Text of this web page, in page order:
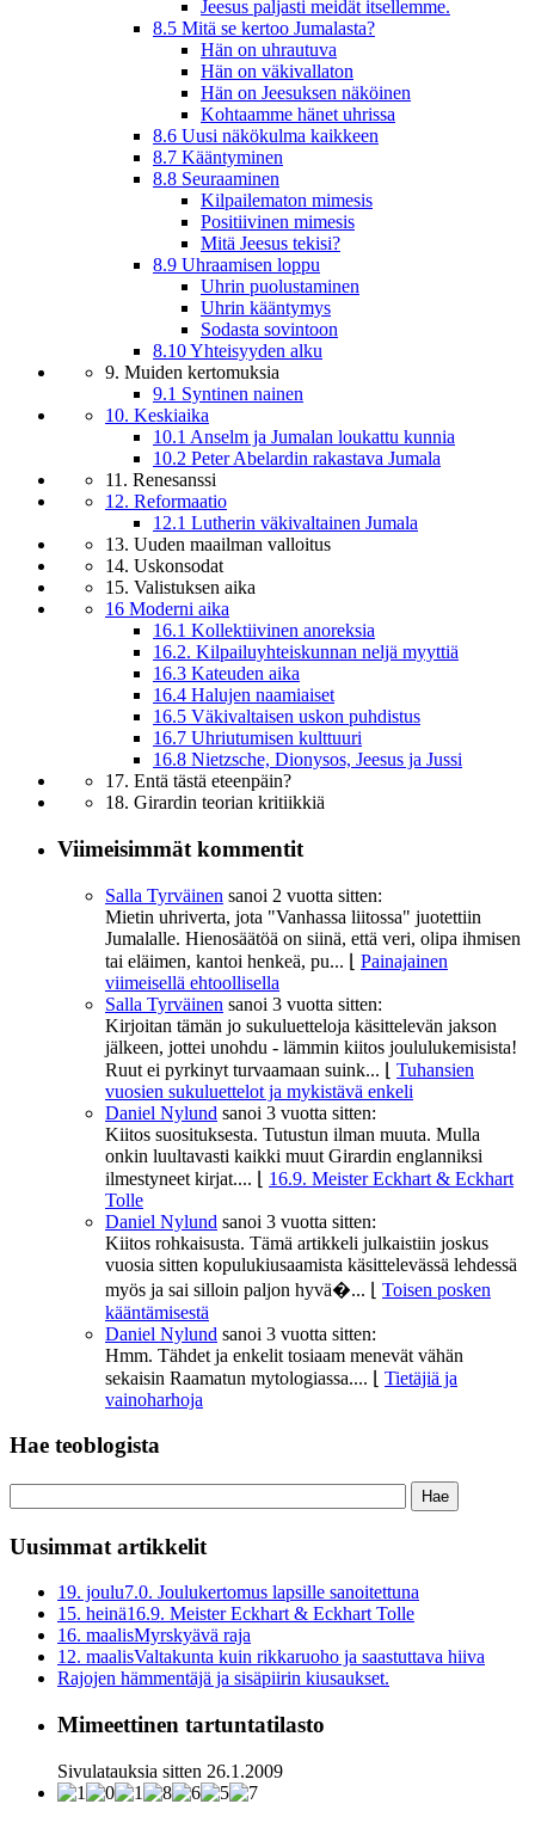
Jeesus paljasti meidät itsellemme.
8.5 Mitä se kertoo Jumalasta?
Hän on uhrautuva
Hän on väkivallaton
Hän on Jeesuksen näköinen
Kohtaamme hänet uhrissa
8.6 Uusi näkökulma kaikkeen
8.7 Kääntyminen
8.8 Seuraaminen
Kilpailematon mimesis
Positiivinen mimesis
Mitä Jeesus tekisi?
8.9 Uhraamisen loppu
Uhrin puolustaminen
Uhrin kääntymys
Sodasta sovintoon
8.10 Yhteisyyden alku
9. Muiden kertomuksia
9.1 Syntinen nainen
10. Keskiaika
10.1 Anselm ja Jumalan loukattu kunnia
10.2 Peter Abelardin rakastava Jumala
11. Renesanssi
12. Reformaatio
12.1 Lutherin väkivaltainen Jumala
13. Uuden maailman valloitus
14. Uskonsodat
15. Valistuksen aika
16 Moderni aika
16.1 Kollektiivinen anoreksia
16.2. Kilpailuyhteiskunnan neljä myyttiä
16.3 Kateuden aika
16.4 Halujen naamiaiset
16.5 Väkivaltaisen uskon puhdistus
16.7 Uhriutumisen kulttuuri
16.8 Nietzsche, Dionysos, Jeesus ja Jussi
17. Entä tästä eteenpäin?
18. Girardin teorian kritiikkiä
Viimeisimmät kommentit
Salla Tyrväinen sanoi 2 vuotta sitten:
Mietin uhriverta, jota "Vanhassa liitossa" juotettiin
Jumalalle. Hienosäätöä on siinä, että veri, olipa ihmisen
tai eläimen, kantoi henkeä, pu...
Painajainen
viimeisellä ehtoollisella
Salla Tyrväinen sanoi 3 vuotta sitten:
Kirjoitan tämän jo sukuluetteloja käsittelevän jakson
jälkeen, jottei unohdu - lämmin kiitos joululukemisista!
Ruut ei pyrkinyt turvaamaan suink...
Tuhansien
vuosien sukuluettelot ja mykistävä enkeli
Daniel Nylund sanoi 3 vuotta sitten:
Kiitos suosituksesta. Tutustun ilman muuta. Mulla
onkin luultavasti kaikki muut Girardin englanniksi
ilmestyneet kirjat....
16.9. Meister Eckhart & Eckhart
Tolle
Daniel Nylund sanoi 3 vuotta sitten:
Kiitos rohkaisusta. Tämä artikkeli julkaistiin joskus
vuosia sitten kopulukiusaamista käsittelevässä lehdessä
myös ja sai silloin paljon hyvä�...
Toisen posken
kääntämisestä
Daniel Nylund sanoi 3 vuotta sitten:
Hmm. Tähdet ja enkelit tosiaam menevät vähän
sekaisin Raamatun mytologiassa....
Tietäjiä ja
vainoharhoja
Hae teoblogista
Uusimmat artikkelit
19. joulu7.0. Joulukertomus lapsille sanoitettuna
15. heinä16.9. Meister Eckhart & Eckhart Tolle
16. maalisMyrskyävä raja
12. maalisValtakunta kuin rikkaruoho ja saastuttava hiiva
Rajojen hämmentäjä ja sisäpiirin kiusaukset.
Mimeettinen tartuntatilasto
Sivulatauksia sitten 26.1.2009